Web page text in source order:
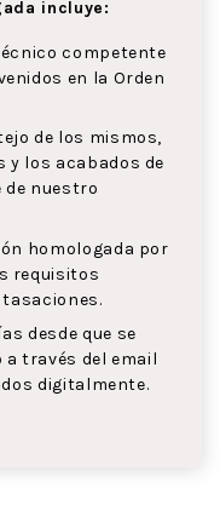
incluye:
competente
en la Orden
de los mismos,
y los acabados de
de nuestro
homologada por
requisitos
desde que se
través del email
digitalmente.